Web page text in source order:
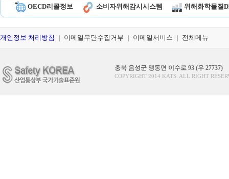
OECD리콜정보 소비자위해감시시스템 위해화학물질
개인정보 처리방침 이메일무단수집거부 이메일서비스 전체메뉴
충북 음성군 맹동면 이수로 93 (우 27737)
COPYRIGHT 2014 KATS. ALL RIGHT